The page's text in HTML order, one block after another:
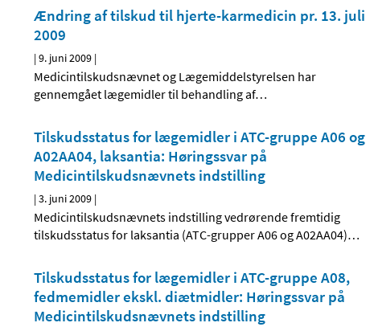
Ændring af tilskud til hjerte-karmedicin pr. 13. juli
2009
|9. juni 2009 |
Medicintilskudsnævnet og Lægemiddelstyrelsen har
gennemgået lægemidler til behandling af…
Tilskudsstatus for lægemidler i ATC-gruppe A06 og
A02AA04, laksantia: Høringssvar på
Medicintilskudsnævnets indstilling
|3. juni 2009 |
Medicintilskudsnævnets indstilling vedrørende fremtidig
tilskudsstatus for laksantia (ATC-grupper A06 og A02AA04)…
Tilskudsstatus for lægemidler i ATC-gruppe A08,
fedmemidler ekskl. diætmidler: Høringssvar på
Medicintilskudsnævnets indstilling